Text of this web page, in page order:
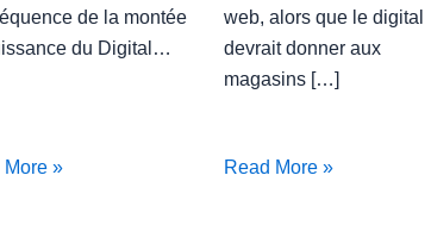
de la montée
du Digital…
More »
web, alors que le digital
devrait donner aux
magasins […]
Read More »